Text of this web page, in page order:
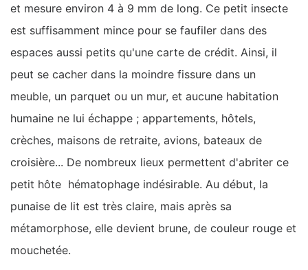
et mesure environ 4 à 9 mm de long. Ce petit insecte
est suffisamment mince pour se faufiler dans des
espaces aussi petits qu'une carte de crédit. Ainsi, il
peut se cacher dans la moindre fissure dans un
meuble, un parquet ou un mur, et aucune habitation
humaine ne lui échappe ; appartements, hôtels,
crèches, maisons de retraite, avions, bateaux de
croisière... De nombreux lieux permettent d'abriter ce
petit hôte hématophage indésirable. Au début, la
punaise de lit est très claire, mais après sa
métamorphose, elle devient brune, de couleur rouge et
mouchetée.